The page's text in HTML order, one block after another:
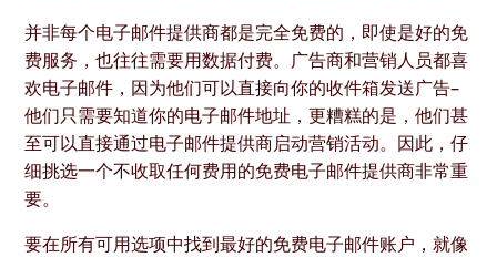
并非每个电子邮件提供商都是完全免费的，即使是好的免
费服务，也往往需要用数据付费。广告商和营销人员都喜
欢电子邮件，因为他们可以直接向你的收件箱发送广告–
他们只需要知道你的电子邮件地址，更糟糕的是，他们甚
至可以直接通过电子邮件提供商启动营销活动。因此，仔
细挑选一个不收取任何费用的免费电子邮件提供商非常重
要。
要在所有可用选项中找到最好的免费电子邮件账户，就像